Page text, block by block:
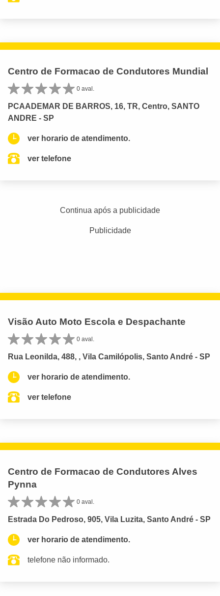
Centro de Formacao de Condutores Mundial
0 aval.
PCAADEMAR DE BARROS, 16, TR, Centro, SANTO
ANDRE - SP
ver horario de atendimento.
ver telefone
Continua após a publicidade
Publicidade
Visão Auto Moto Escola e Despachante
0 aval.
Rua Leonilda, 488, , Vila Camilópolis, Santo André - SP
ver horario de atendimento.
ver telefone
Centro de Formacao de Condutores Alves
Pynna
0 aval.
Estrada Do Pedroso, 905, Vila Luzita, Santo André - SP
ver horario de atendimento.
telefone não informado.